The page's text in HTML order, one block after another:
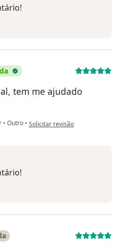
tem me ajudado
• Outro • na opinião do utilizador S.T
Solicitar revisão